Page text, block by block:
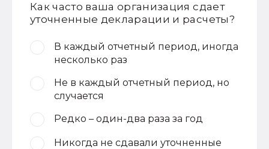
Как часто ваша организация сдает
уточненные декларации и расчеты?
В каждый отчетный период, иногда
несколько раз
Не в каждый отчетный период, но
случается
Редко – один-два раза за год
Никогда не сдавали уточненные